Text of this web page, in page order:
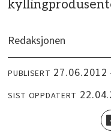
Redaksjonen
PUBLISERT
SIST OPPDATERT